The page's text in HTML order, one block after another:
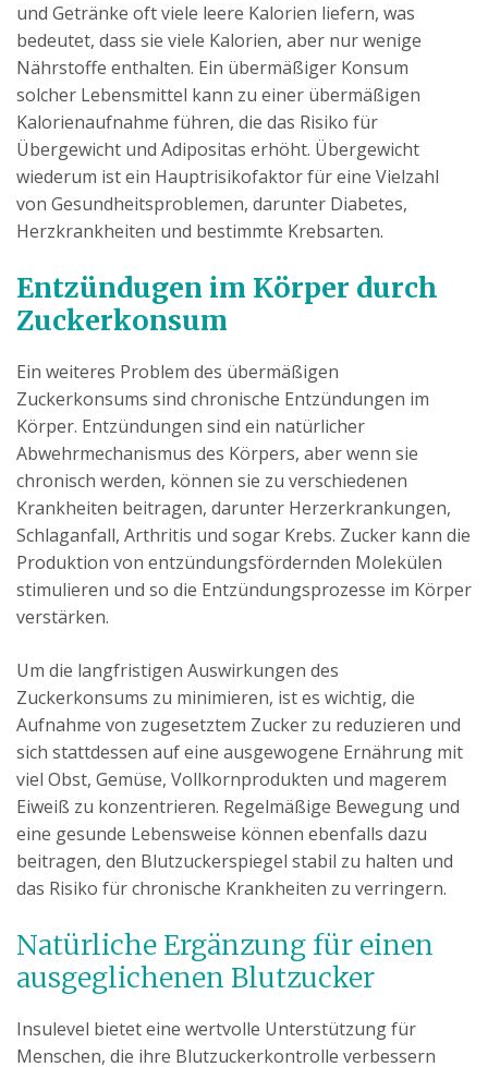
und Getränke oft viele leere Kalorien liefern, was
bedeutet, dass sie viele Kalorien, aber nur wenige
Nährstoffe enthalten. Ein übermäßiger Konsum
solcher Lebensmittel kann zu einer übermäßigen
Kalorienaufnahme führen, die das Risiko für
Übergewicht und Adipositas erhöht. Übergewicht
wiederum ist ein Hauptrisikofaktor für eine Vielzahl
von Gesundheitsproblemen, darunter Diabetes,
Herzkrankheiten und bestimmte Krebsarten.
Entzündugen im Körper durch
Zuckerkonsum
Ein weiteres Problem des übermäßigen
Zuckerkonsums sind chronische Entzündungen im
Körper. Entzündungen sind ein natürlicher
Abwehrmechanismus des Körpers, aber wenn sie
chronisch werden, können sie zu verschiedenen
Krankheiten beitragen, darunter Herzerkrankungen,
Schlaganfall, Arthritis und sogar Krebs. Zucker kann die
Produktion von entzündungsfördernden Molekülen
stimulieren und so die Entzündungsprozesse im Körper
verstärken.
Um die langfristigen Auswirkungen des
Zuckerkonsums zu minimieren, ist es wichtig, die
Aufnahme von zugesetztem Zucker zu reduzieren und
sich stattdessen auf eine ausgewogene Ernährung mit
viel Obst, Gemüse, Vollkornprodukten und magerem
Eiweiß zu konzentrieren. Regelmäßige Bewegung und
eine gesunde Lebensweise können ebenfalls dazu
beitragen, den Blutzuckerspiegel stabil zu halten und
das Risiko für chronische Krankheiten zu verringern.
Natürliche Ergänzung für einen
ausgeglichenen Blutzucker
Insulevel bietet eine wertvolle Unterstützung für
Menschen, die ihre Blutzuckerkontrolle verbessern